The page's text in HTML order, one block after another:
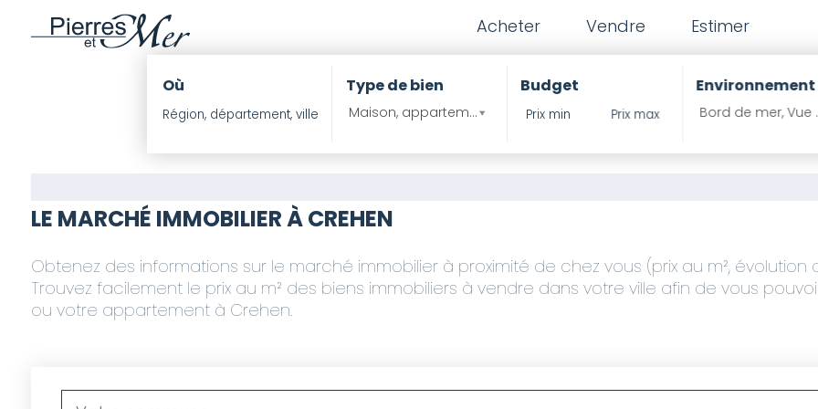
Acheter Vendre Estimer
Où Type de bien
Maison, appartement , Propritété ?
Budget Environnement
Bord de mer,
LE MARCHÉ IMMOBILIER À CREHEN
Obtenez des informations sur le marché immobilier à proximité de chez vous (prix au m², évolution
Trouvez facilement le prix au m² des biens immobiliers à vendre dans votre ville afin de vous
ou votre appartement à Crehen.